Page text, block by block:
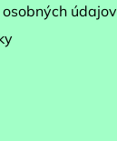
údajov